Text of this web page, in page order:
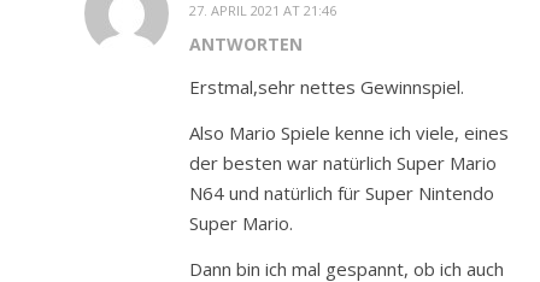
27. APRIL 2021 AT 21:46
ANTWORTEN
Erstmal,sehr nettes Gewinnspiel.
Also Mario Spiele kenne ich viele, eines
der besten war natürlich Super Mario
N64 und natürlich für Super Nintendo
Super Mario.
Dann bin ich mal gespannt, ob ich auch